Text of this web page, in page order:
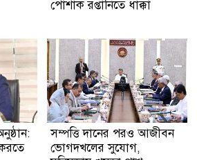
পোশাক রপ্তানিতে ধাক্কা
সম্পত্তি দানের পরও আজীবন
ভোগদখলের সুযোগ,